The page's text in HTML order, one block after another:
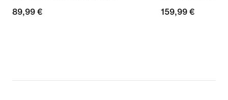
89,99
89,99 €
159,99
159,99 €